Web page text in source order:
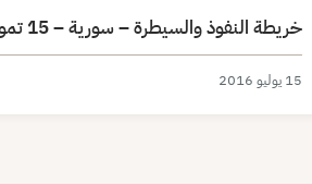
خريطة النفوذ والسيطرة – سورية – 15 تموز 2016
15 يوليو 2016